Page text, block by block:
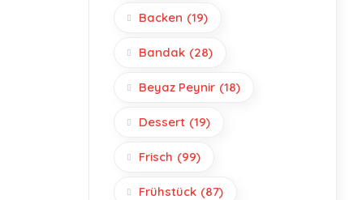
Backen (19)
Bandak (28)
Beyaz Peynir (18)
Dessert (19)
Frisch (99)
Frühstück (87)